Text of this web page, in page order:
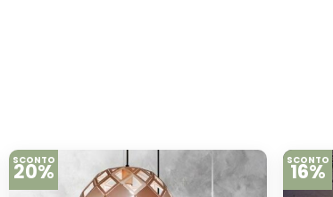
SCONTO
20% SCONTO
16%